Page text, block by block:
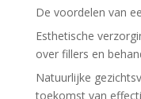
De voordelen van
Esthetische
over fillers en
Natuurlijke
toekomst van